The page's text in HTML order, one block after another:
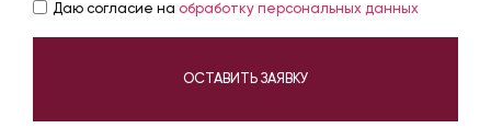
Даю согласие на обработку персональных данных
ОСТАВИТЬ ЗАЯВКУ